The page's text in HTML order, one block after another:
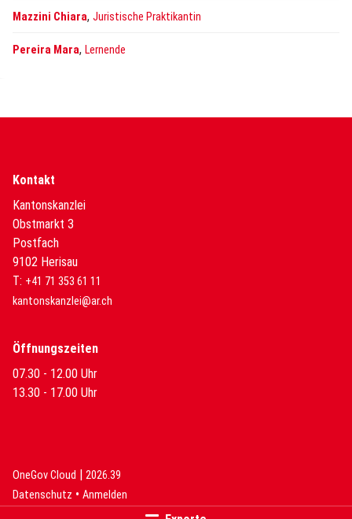
Mazzini Chiara, Juristische Praktikantin
Pereira Mara, Lernende
Kontakt
Kantonskanzlei
Obstmarkt 3
Postfach
9102 Herisau
T: +41 71 353 61 11
kantonskanzlei@ar.ch
Öffnungszeiten
07.30 - 12.00 Uhr
13.30 - 17.00 Uhr
OneGov Cloud (External Link)
| 2026.39
Datenschutz (External Link)
Anmelden